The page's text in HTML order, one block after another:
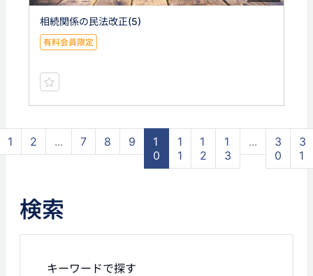
相続関係の民法改正(5)
有料会員限定
1 2 ... 7 8 9
1
0
1
1
1
2
1
3
...
3
0
3
1
検索
キーワードで探す